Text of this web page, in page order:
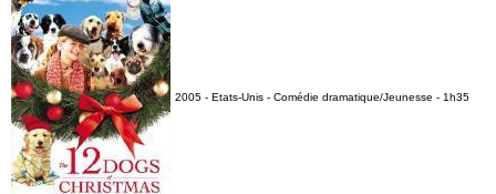
2005 - Etats-Unis - Comédie dramatique/Jeunesse - 1h35